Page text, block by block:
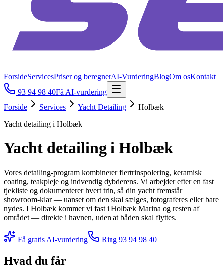
ForsideServicesPriser og beregnerAI-VurderingBlogOm osKontakt
93 94 98 40Få AI-vurdering
Forside
Services Yacht Detailing
Holbæk
Yacht detailing i Holbæk
Yacht detailing i Holbæk
Vores detailing-program kombinerer flertrinspolering, keramisk
coating, teakpleje og indvendig dybderens. Vi arbejder efter en fast
tjekliste og dokumenterer hvert trin, så din yacht fremstår
showroom-klar — uanset om den skal sælges, fotograferes eller bare
nydes. I Holbæk kommer vi fast i Holbæk Marina og resten af
området — direkte i havnen, uden at båden skal flyttes.
Få gratis AI-vurdering Ring 93 94 98 40
Hvad du får